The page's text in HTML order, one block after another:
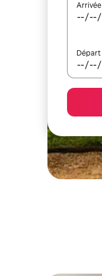
Arrivée
Départ